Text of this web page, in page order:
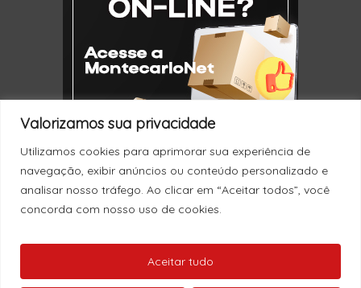
Valorizamos sua privacidade
Utilizamos cookies para aprimorar sua experiência de
navegação, exibir anúncios ou conteúdo personalizado e
analisar nosso tráfego. Ao clicar em “Aceitar todos”, você
concorda com nosso uso de cookies.
Aceitar tudo